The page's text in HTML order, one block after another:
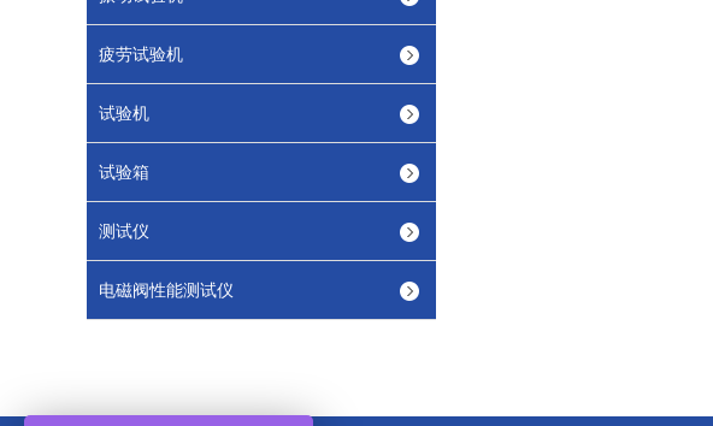
疲劳试验机
试验机
试验箱
测试仪
电磁阀性能测试仪